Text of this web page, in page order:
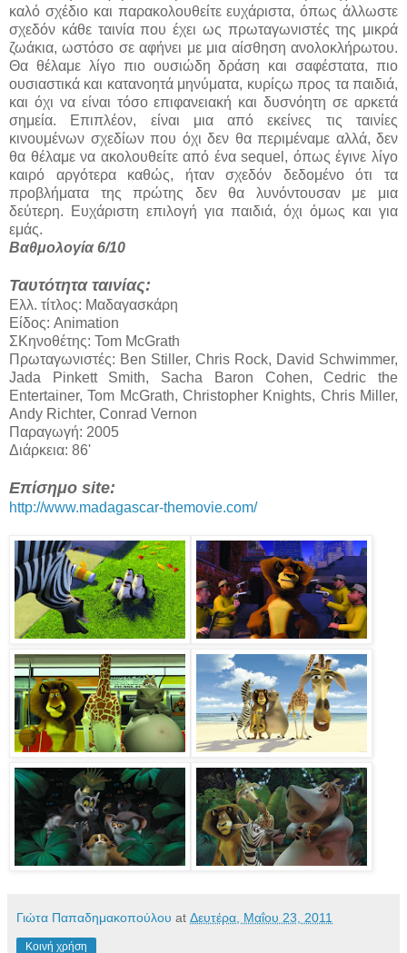
καλό σχέδιο και παρακολουθείτε ευχάριστα, όπως άλλωστε
σχεδόν κάθε ταινία που έχει ως πρωταγωνιστές της μικρά
ζωάκια, ωστόσο σε αφήνει με μια αίσθηση ανολοκλήρωτου.
Θα θέλαμε λίγο πιο ουσιώδη δράση και σαφέστατα, πιο
ουσιαστικά και κατανοητά μηνύματα, κυρίςω προς τα παιδιά,
και όχι να είναι τόσο επιφανειακή και δυσνόητη σε αρκετά
σημεία. Επιπλέον, είναι μια από εκείνες τις ταινίες
κινουμένων σχεδίων που όχι δεν θα περιμέναμε αλλά, δεν
θα θέλαμε να ακολουθείτε από ένα sequel, όπως έγινε λίγο
καιρό αργότερα καθώς, ήταν σχεδόν δεδομένο ότι τα
προβλήματα της πρώτης δεν θα λυνόντουσαν με μια
δεύτερη. Ευχάριστη επιλογή για παιδιά, όχι όμως και για
εμάς.
Βαθμολογία 6/10
Ταυτότητα ταινίας:
Ελλ. τίτλος: Μαδαγασκάρη
Είδος: Animation
ΣΚηνοθέτης: Tom McGrath
Πρωταγωνιστές: Ben Stiller, Chris Rock, David Schwimmer,
Jada Pinkett Smith, Sacha Baron Cohen, Cedric the
Entertainer, Tom McGrath, Christopher Knights, Chris Miller,
Andy Richter, Conrad Vernon
Παραγωγή: 2005
Διάρκεια: 86'
Επίσημο site:
http://www.madagascar-themovie.com/
Γιώτα Παπαδημακοπούλου at Δευτέρα, Μαΐου 23, 2011
Κοινή χρήση